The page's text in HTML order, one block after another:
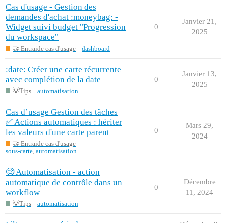
Cas d'usage - Gestion des
demandes d'achat :moneybag: -
Widget suivi budget "Progression
du workspace"
🤝 Entraide cas d'usage dashboard
0
Janvier 21,
2025
:date: Créer une carte récurrente
avec complétion de la date
💡Tips automatisation
0
Janvier 13,
2025
Cas d’usage Gestion des tâches
✅ Actions automatiques : hériter
les valeurs d'une carte parent
🤝 Entraide cas d'usage
sous-carte automatisation
0
Mars 29,
2024
🧐 Automatisation - action
automatique de contrôle dans un
workflow
💡Tips automatisation
0
Décembre
11, 2024